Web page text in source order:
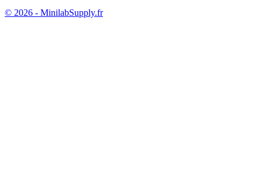
© 2026 - MinilabSupply.fr